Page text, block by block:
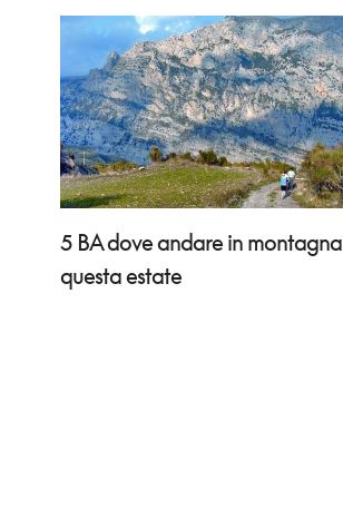
5 BA dove andare in montagna
questa estate